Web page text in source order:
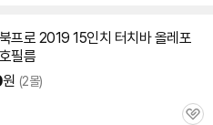
프로 2019 15인치 터치바 올레포
필름
원 (2몰)
관